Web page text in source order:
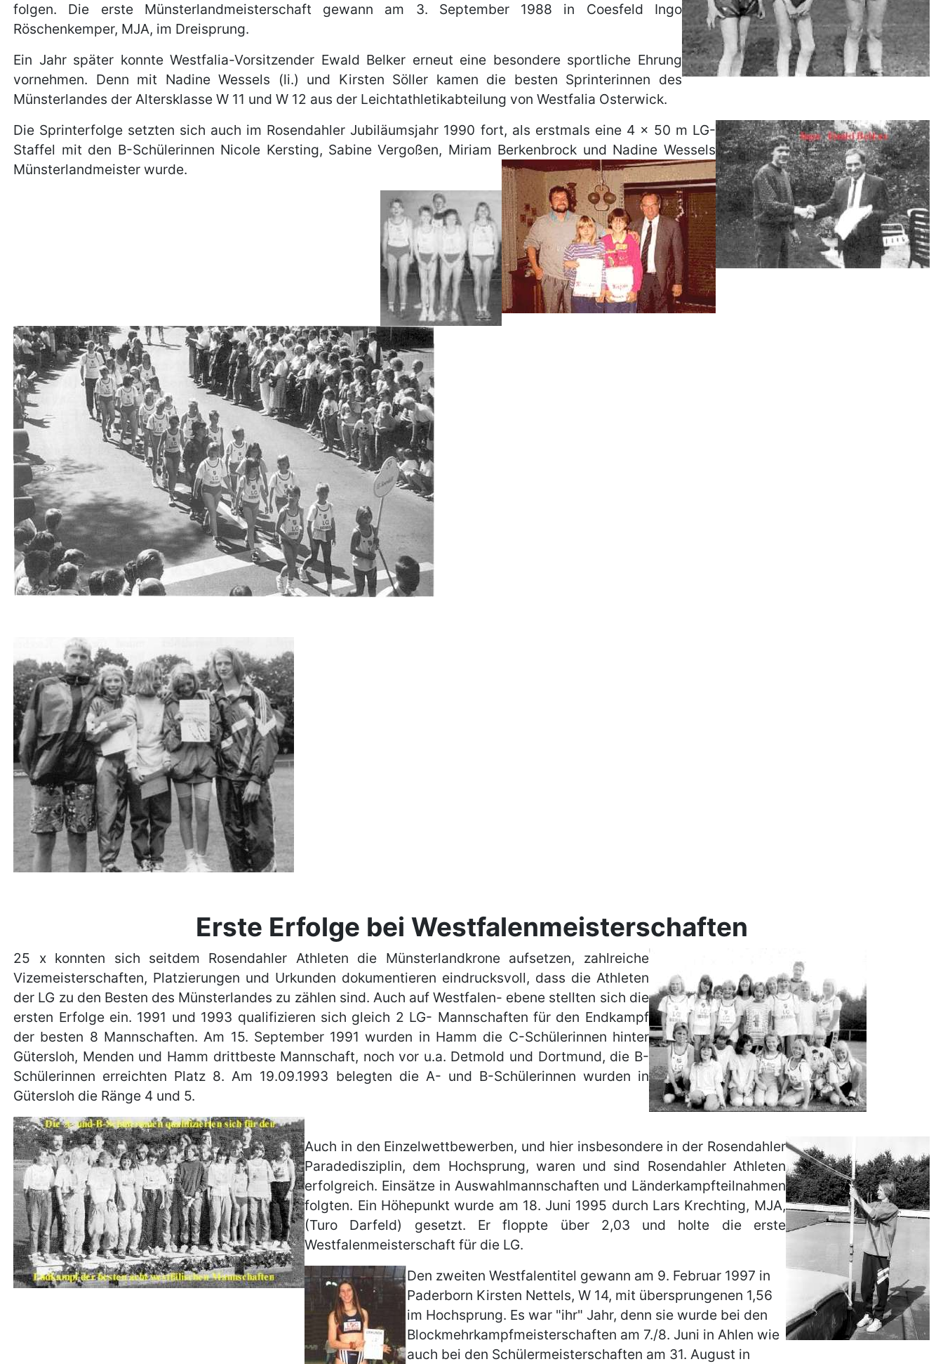
folgen. Die erste Münsterlandmeisterschaft gewann am 3. September 1988 in Coesfeld Ingo
Röschenkemper, MJA, im Dreisprung.
Ein Jahr später konnte Westfalia-Vorsitzender Ewald Belker erneut eine besondere sportliche Ehrung
vornehmen. Denn mit Nadine Wessels (li.) und Kirsten Söller kamen die besten Sprinterinnen des
Münsterlandes der Altersklasse W 11 und W 12 aus der Leichtathletikabteilung von Westfalia Osterwick.
Die Sprinterfolge setzten sich auch im Rosendahler Jubiläumsjahr 1990 fort, als erstmals eine 4 x 50 m LG-
Staffel mit den B-Schülerinnen Nicole Kersting, Sabine Vergoßen, Miriam Berkenbrock und Nadine Wessels
Münsterlandmeister wurde.
Erste Erfolge bei Westfalenmeisterschaften
25 x konnten sich seitdem Rosendahler Athleten die Münsterlandkrone aufsetzen, zahlreiche
Vizemeisterschaften, Platzierungen und Urkunden dokumentieren eindrucksvoll, dass die Athleten
der LG zu den Besten des Münsterlandes zu zählen sind. Auch auf Westfalen- ebene stellten sich die
ersten Erfolge ein. 1991 und 1993 qualifizieren sich gleich 2 LG- Mannschaften für den Endkampf
der besten 8 Mannschaften. Am 15. September 1991 wurden in Hamm die C-Schülerinnen hinter
Gütersloh, Menden und Hamm drittbeste Mannschaft, noch vor u.a. Detmold und Dortmund, die B-
Schülerinnen erreichten Platz 8. Am 19.09.1993 belegten die A- und B-Schülerinnen wurden in
Gütersloh die Ränge 4 und 5.
Auch in den Einzelwettbewerben, und hier insbesondere in der Rosendahler
Paradedisziplin, dem Hochsprung, waren und sind Rosendahler Athleten
erfolgreich. Einsätze in Auswahlmannschaften und Länderkampfteilnahmen
folgten. Ein Höhepunkt wurde am 18. Juni 1995 durch Lars Krechting, MJA,
(Turo Darfeld) gesetzt. Er floppte über 2,03 und holte die erste
Westfalenmeisterschaft für die LG.
Den zweiten Westfalentitel gewann am 9. Februar 1997 in
Paderborn Kirsten Nettels, W 14, mit übersprungenen 1,56
im Hochsprung. Es war "ihr" Jahr, denn sie wurde bei den
Blockmehrkampfmeisterschaften am 7./8. Juni in Ahlen wie
auch bei den Schülermeisterschaften am 31. August in